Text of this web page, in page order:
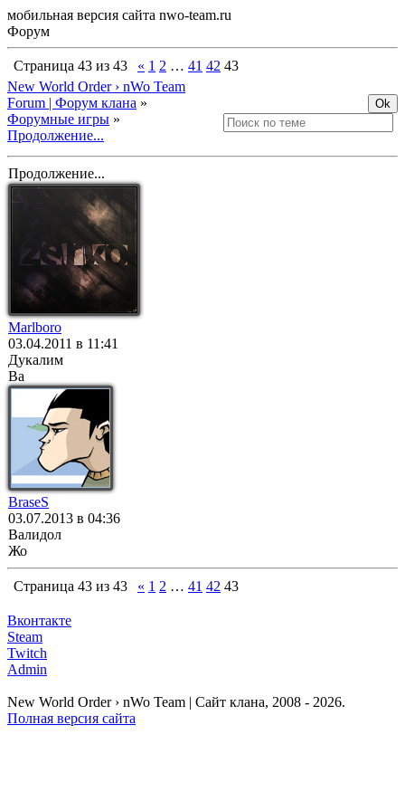
мобильная версия сайта nwo-team.ru
Форум
Страница 43 из 43 « 1 2 … 41 42 43
New World Order › nWo Team
Forum | Форум клана »
Форумные игры »
Продолжение...
Продолжение...
Marlboro
03.04.2011 в 11:41
Дукалим
Ва
BraseS
03.07.2013 в 04:36
Валидол
Жо
Страница 43 из 43 « 1 2 … 41 42 43
Вконтакте
Steam
Twitch
Admin
New World Order › nWo Team | Сайт клана, 2008 - 2026.
Полная версия сайта